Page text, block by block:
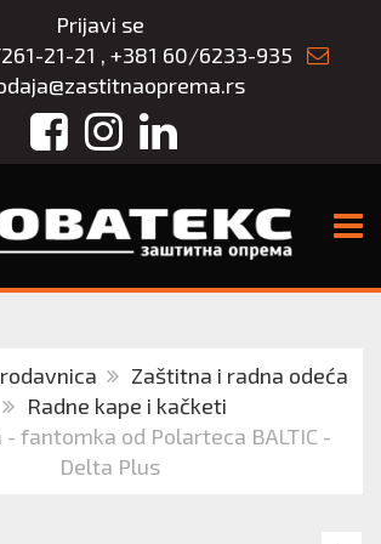
Prijavi se
21-21 , +381 60/6233-935
FacebookInstagram
LinkedIn
Zaštitna i radna odeća
Radne kape i kačketi
- fantomka od Polartecа BALTIC -
Delta Plus